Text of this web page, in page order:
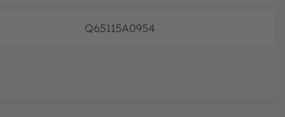
Q65115A0954